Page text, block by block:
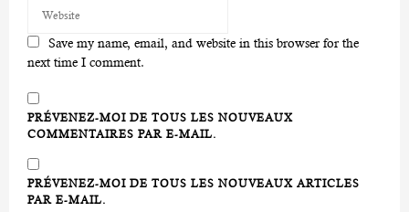
Save my name, email, and website in this browser for the
next time I comment.
PRÉVENEZ-MOI DE TOUS LES NOUVEAUX
COMMENTAIRES PAR E-MAIL.
PRÉVENEZ-MOI DE TOUS LES NOUVEAUX ARTICLES
PAR E-MAIL.